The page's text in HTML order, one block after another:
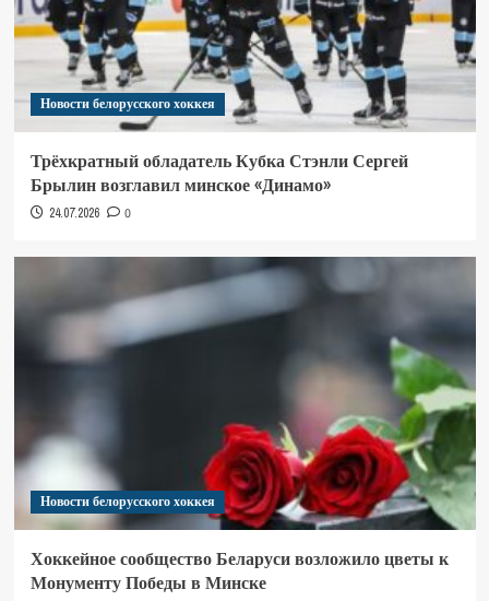
Новости белорусского хоккея
Трёхкратный обладатель Кубка Стэнли Сергей
Брылин возглавил минское «Динамо»
24.07.2026 0
Новости белорусского хоккея
Хоккейное сообщество Беларуси возложило цветы к
Монументу Победы в Минске